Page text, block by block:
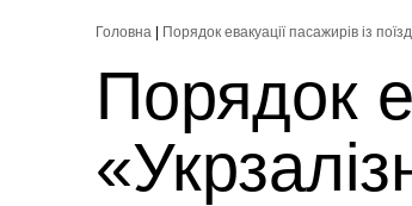
Головна Порядок евакуації пасажирів із
Порядок